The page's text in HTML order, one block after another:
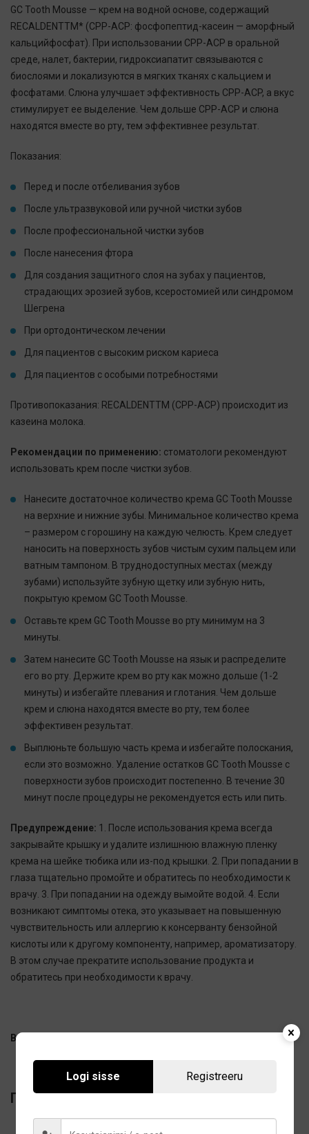
GC Tooth Mousse — крем на водной основе, содержащий
RECALDENTTM* (CPP-ACP: фосфопептид-касеин — аморфный
кальцийфосфат). При использовании CPP-ACP в оральной
среде, налет, бактерии, гидроксиапатит связываются с
биослоями и локализуются в мягких тканях с кальцием и
фосфатами. Слюна улучшает эффективность CPP-ACP, а вкус
стимулирует ее выделение. Чем дольше CPP-ACP и слюна
находятся вместе во рту, тем эффективнее результат.
Показания:
Перед и после отбеливания зубов
После ультразвуковой или ручной чистки зубов
После профессиональной чистки зубов
После нанесения фтора
Для создания защитного слоя на зубах у пациентов,
страдающих эрозией зубов, ксеростомией или синдромом
Шегрена
При ортодонтическом лечении
Для пациентов с высоким риском кариеса
Для пациентов с особыми потребностями
Противопоказания: RECALDENTTM (CPP-ACP) происходит из
казеина молока.
Рекомендации по применению: стоматологи рекомендуют
использовать крем после чистки зубов.
Нанесите достаточное количество крема GC Tooth Mousse
на верхние и нижние зубы. Минимальное количество крема
– размером с горошину на каждую челюсть. Крем следует
наносить на поверхность зубов чистым сухим пальцем или
ватным тампоном. В труднодоступных местах (между
зубами) используйте зубную щетку или зубную нить,
покрытую кремом GC Tooth Mousse.
Оставьте крем GC Tooth Mousse во рту минимум на 3
минуты.
Затем нанесите GC Tooth Mousse на язык и распределите
его во рту. Держите крем во рту как можно дольше (1-2
минуты) и избегайте плевания и глотания. Чем дольше
крем и слюна находятся вместе во рту, тем более
эффективен результат.
Выплюньте большую часть крема и избегайте полоскания,
если это возможно. Удаление остатков GC Tooth Mousse с
поверхности зубов происходит постепенно. В течение 30
минут после процедуры не рекомендуется есть или пить.
Предупреждение: 1. После использования крема всегда
закрывайте крышку и удалите излишнюю влажную пленку
крема на шейке тюбика или из-под крышки. 2. При попадании в
глаза тщательно промойте и обратитесь по необходимости к
врачу. 3. При попадании на одежду вымойте водой. 4. Если
возникают симптомы отека, это указывает на повышенную
чувствительность или аллергию к консерванту бензойной
кислоты или к другому компоненту, например, ароматизатору.
В этом случае прекратите использование продукта и
обратитесь при необходимости к врачу.
Вкусы:
Похожие
Logi sisse Registreeru